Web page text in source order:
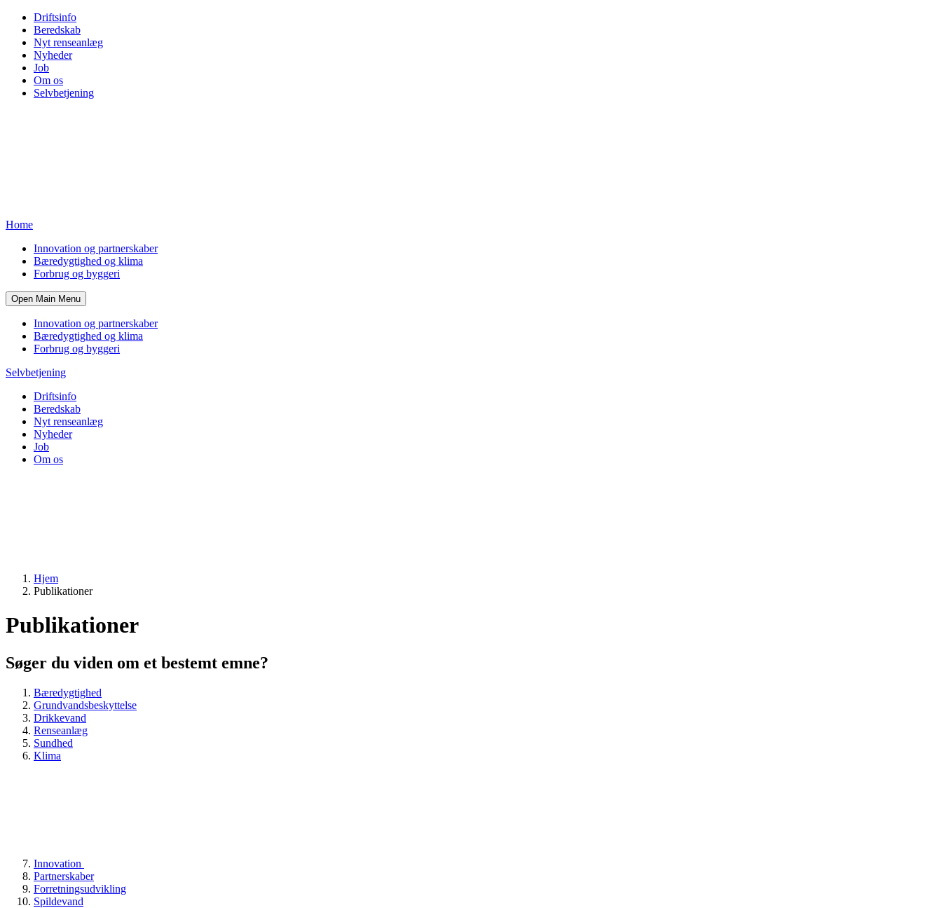
Driftsinfo
Beredskab
Nyt renseanlæg
Nyheder
Job
Om os
Selvbetjening
Home
Innovation og partnerskaber
Bæredygtighed og klima
Forbrug og byggeri
Open Main Menu
Innovation og partnerskaber
Bæredygtighed og klima
Forbrug og byggeri
Selvbetjening
Driftsinfo
Beredskab
Nyt renseanlæg
Nyheder
Job
Om os
Hjem
Publikationer
Publikationer
Søger du viden om et bestemt emne?
Bæredygtighed
Grundvandsbeskyttelse
Drikkevand
Renseanlæg
Sundhed
Klima
Innovation
Partnerskaber
Forretningsudvikling
Spildevand